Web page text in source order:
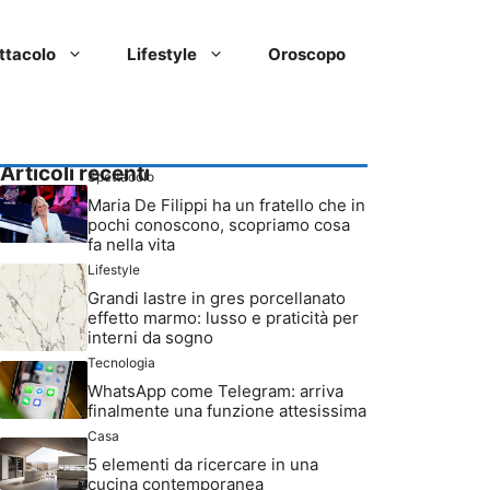
Lifestyle Oroscopo
Articoli recenti
Spettacolo
Maria De Filippi ha un fratello che in
pochi conoscono, scopriamo cosa
fa nella vita
Lifestyle
Grandi lastre in gres porcellanato
effetto marmo: lusso e praticità per
interni da sogno
Tecnologia
WhatsApp come Telegram: arriva
finalmente una funzione attesissima
Casa
5 elementi da ricercare in una
cucina contemporanea